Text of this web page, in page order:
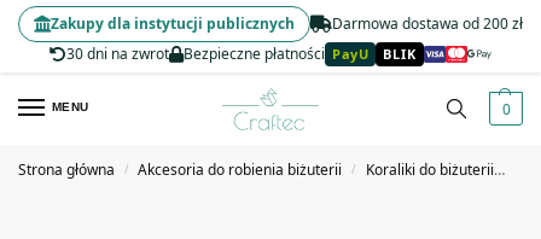
Darmowa dostawa od 200 zł
30 dni na zwrot
Bezpieczne płatności PayU BLIK
Zakupy dla instytucji publicznych
MENU 0
Strona główna / Akcesoria do robienia biżuterii / Koraliki do biżuterii